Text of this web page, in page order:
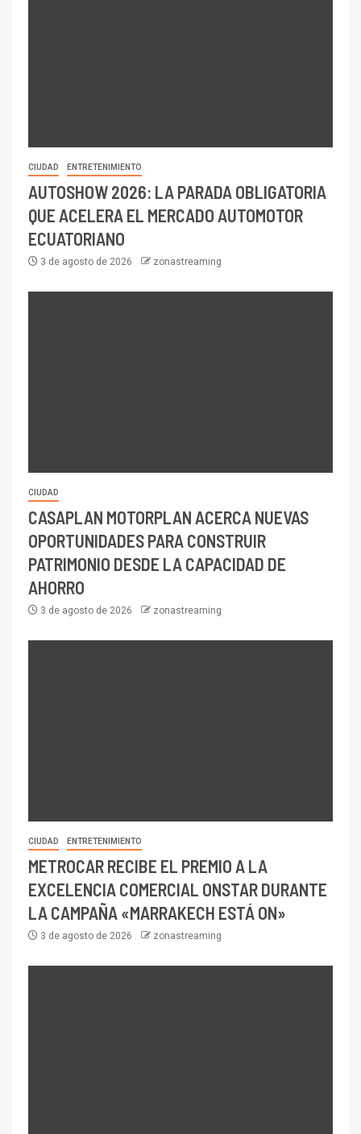
CIUDAD ENTRETENIMIENTO
AUTOSHOW 2026: LA PARADA OBLIGATORIA
QUE ACELERA EL MERCADO AUTOMOTOR
ECUATORIANO
3 de agosto de 2026 zonastreaming
CIUDAD
CASAPLAN MOTORPLAN ACERCA NUEVAS
OPORTUNIDADES PARA CONSTRUIR
PATRIMONIO DESDE LA CAPACIDAD DE
AHORRO
3 de agosto de 2026 zonastreaming
CIUDAD ENTRETENIMIENTO
METROCAR RECIBE EL PREMIO A LA
EXCELENCIA COMERCIAL ONSTAR DURANTE
LA CAMPAÑA «MARRAKECH ESTÁ ON»
3 de agosto de 2026 zonastreaming